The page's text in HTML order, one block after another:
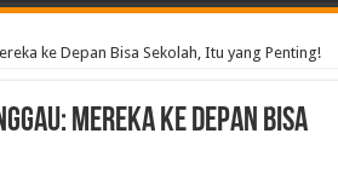
ke Depan Bisa Sekolah, Itu yang Penting!
Mereka ke Depan Bisa